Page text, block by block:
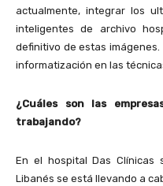
actualmente, integrar los
inteligentes de archivo
definitivo de estas
informatización en las
¿Cuáles son las
trabajando?
En el hospital Das Clínicas
Libanés se está llevando a